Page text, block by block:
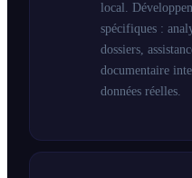
local.
spécifiques :
dossiers,
documentaire
données réelles.